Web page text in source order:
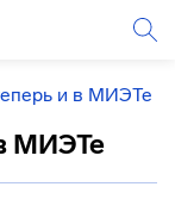
и в МИЭТе
МИЭТе